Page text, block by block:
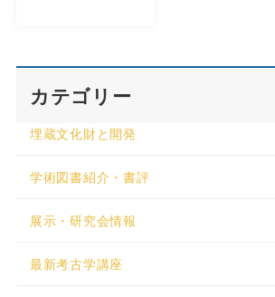
カテゴリー
埋蔵文化財と開発
学術図書紹介・書評
展示・研究会情報
最新考古学講座